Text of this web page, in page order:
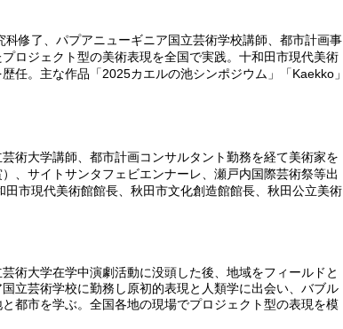
修了、パプアニューギニア国立芸術学校講師、都市計画事
ロジェクト型の美術表現を全国で実践。 十和田市現代美術
任。主な作品「2025カエルの池シンポジウム」「Kaekko」
術大学講師、都市計画コンサルタント勤務を経て美術家を
、サイトサンタフェビエンナーレ、瀬戸内国際芸術祭等出
市現代美術館館長、秋田市文化創造館館長、秋田公立美術
術大学在学中演劇活動に没頭した後、地域をフィールドと
立芸術学校に勤務し原初的表現と人類学に出会い、バブル
都市を学ぶ。全国各地の現場でプロジェクト型の表現を模